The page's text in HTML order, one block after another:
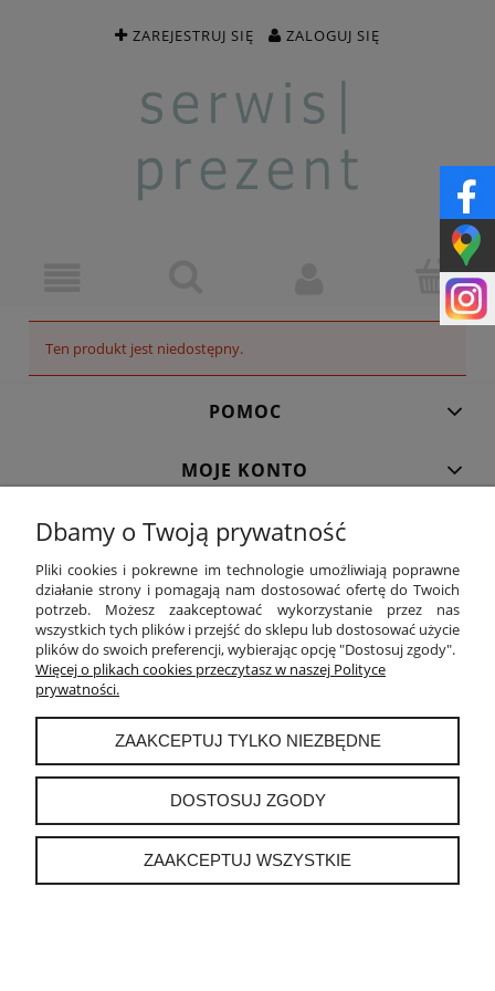
ZAREJESTRUJ SIĘ ZALOGUJ SIĘ
Ten produkt jest niedostępny.
POMOC
MOJE KONTO
PŁATNOŚCI I DOSTAWA
INFORMACJE
O NAS
POKAŻ PEŁNĄ WERSJĘ STRONY
Sklep internetowy Shoper.pl
Dbamy o Twoją prywatność
Pliki cookies i pokrewne im technologie umożliwiają poprawne
działanie strony i pomagają nam dostosować ofertę do Twoich
potrzeb. Możesz zaakceptować wykorzystanie przez nas
wszystkich tych plików i przejść do sklepu lub dostosować użycie
plików do swoich preferencji, wybierając opcję "Dostosuj zgody".
Więcej o plikach cookies przeczytasz w naszej Polityce
prywatności.
ZAAKCEPTUJ TYLKO NIEZBĘDNE
DOSTOSUJ ZGODY
ZAAKCEPTUJ WSZYSTKIE